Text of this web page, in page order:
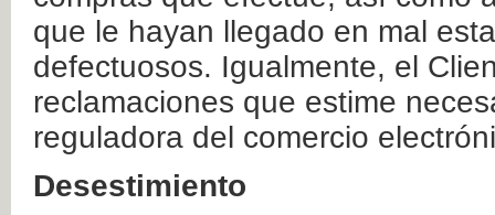
que le hayan llegado en mal
defectuosos. Igualmente, el
reclamaciones que estime
reguladora del comercio
Desestimiento